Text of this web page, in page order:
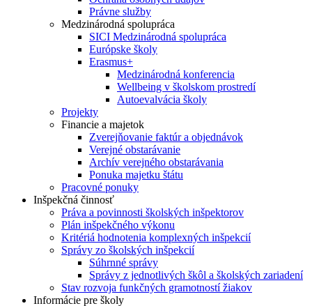
Právne služby
Medzinárodná spolupráca
SICI Medzinárodná spolupráca
Európske školy
Erasmus+
Medzinárodná konferencia
Wellbeing v školskom prostredí
Autoevalvácia školy
Projekty
Financie a majetok
Zverejňovanie faktúr a objednávok
Verejné obstarávanie
Archív verejného obstarávania
Ponuka majetku štátu
Pracovné ponuky
Inšpekčná činnosť
Práva a povinnosti školských inšpektorov
Plán inšpekčného výkonu
Kritériá hodnotenia komplexných inšpekcií
Správy zo školských inšpekcií
Súhrnné správy
Správy z jednotlivých škôl a školských zariadení
Stav rozvoja funkčných gramotností žiakov
Informácie pre školy